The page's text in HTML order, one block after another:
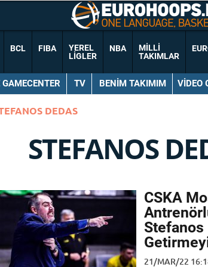
BCL FIBA
YEREL
LIGLER
NBA
MILLI
TAKIMLAR
GAMECENTER TV BENIM TAKIMIM VIDEO
DEDAS
STEFANOS
CSKA
Stefanos
21/MAR/22